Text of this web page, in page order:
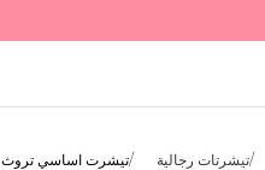
تيشرتات رجالية تيشرت اساسي تروث